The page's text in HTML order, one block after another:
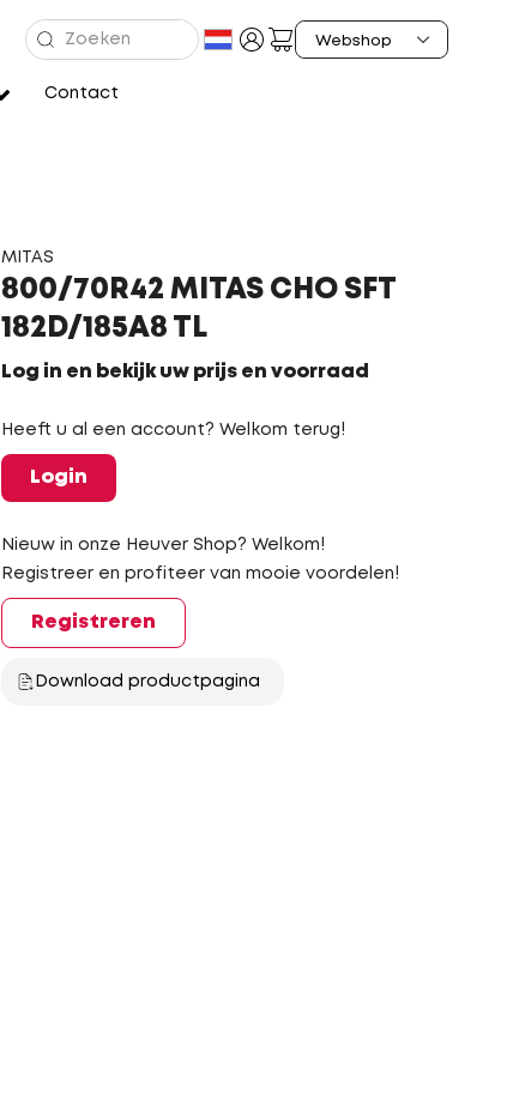
Contact
MITAS
800/70R42 MITAS CHO SFT
182D/185A8 TL
Log in en bekijk uw prijs en voorraad
Heeft u al een account? Welkom terug!
Login
Nieuw in onze Heuver Shop? Welkom!
Registreer en profiteer van mooie voordelen!
Registreren
Download productpagina